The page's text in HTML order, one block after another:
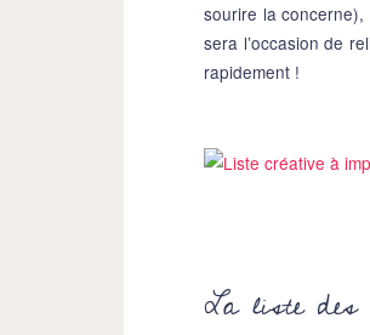
sourire la
sera l’occasion de
rapidement !
La liste